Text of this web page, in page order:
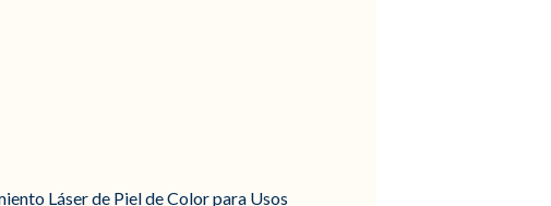
Láser de Piel de Color para Usos